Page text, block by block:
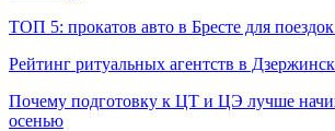
ТОП 5: прокатов авто в Бресте для
Рейтинг ритуальных агентств в
Почему подготовку к ЦТ и ЦЭ лучше
осенью